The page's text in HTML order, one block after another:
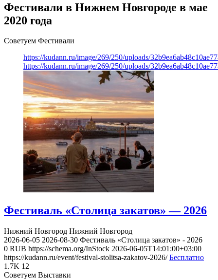
Фестивали в Нижнем Новгороде в мае
2020 года
Советуем Фестивали
https://kudann.ru/image/269/250/uploads/
https://kudann.ru/image/269/250/uploads/
Фестиваль «Столица закатов» — 2026
Нижний Новгород Нижний Новгород
2026-06-05 2026-08-30 Фестиваль «Столица закатов» - 2026
0 RUB https://schema.org/InStock 2026-06-05T14:01:00+03:00
https://kudann.ru/event/festival-stolitsa-zakatov-2026/ Бесплатно
1.7K 12
Советуем Выставки